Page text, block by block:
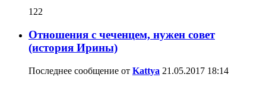
122
Отношения с чеченцем, нужен совет
(история Ирины)
Последнее сообщение от Kattya 21.05.2017 18:14